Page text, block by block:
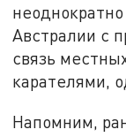
Австралии с
связь
карателями,
Напомним,